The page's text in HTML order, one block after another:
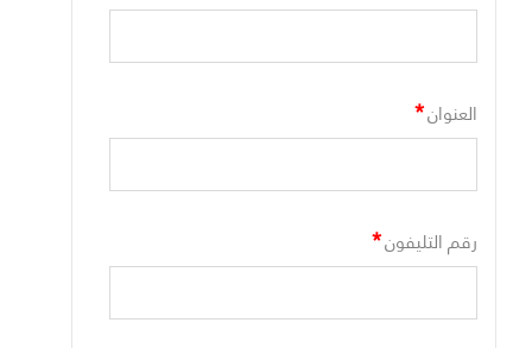
العنوان*
رقم التليفون*